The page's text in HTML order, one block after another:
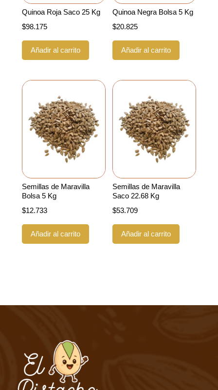
Quinoa Roja Saco 25 Kg
$98.175
Añadir al carrito
Quinoa Negra Bolsa 5 Kg
$20.825
Añadir al carrito
Semillas de Maravilla
Bolsa 5 Kg
$12.733
Añadir al carrito
Semillas de Maravilla
Saco 22.68 Kg
$53.709
Añadir al carrito